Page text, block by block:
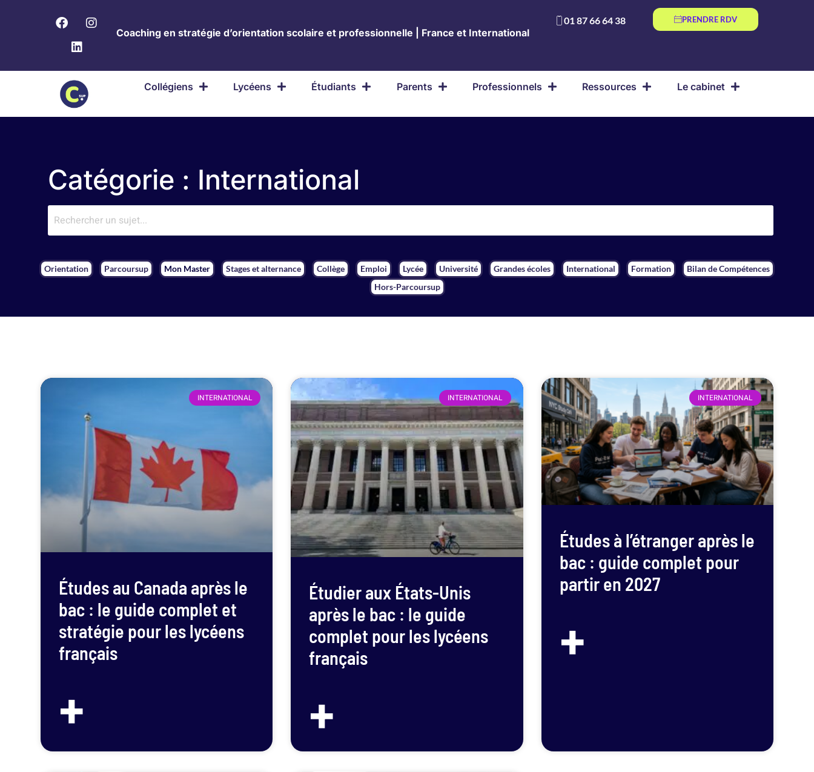
Coaching en stratégie d’orientation scolaire et professionnelle | France et International
01 87 66 64 38 PRENDRE RDV
Collégiens Lycéens Étudiants Parents Professionnels Ressources Le cabinet
Catégorie : International
Orientation Parcoursup Mon Master Stages et alternance Collège Emploi Lycée Université Grandes écoles International Formation
Bilan de Compétences
Hors-Parcoursup
INTERNATIONAL
Études au Canada après le
bac : le guide complet et
stratégie pour les lycéens
français
+
INTERNATIONAL
Étudier aux États-Unis
après le bac : le guide
complet pour les lycéens
français
+
INTERNATIONAL
Études à l’étranger après le
bac : guide complet pour
partir en 2027
+